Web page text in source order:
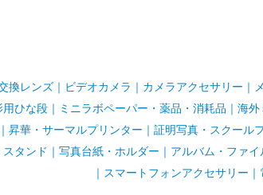
換レンズ ビデオカメラ カメラアクセサリー
用ひな段 ミニラボペーパー・薬品・消耗品 海外
昇華・サーマルプリンター 証明写真・スクール
タンド 写真台紙・ホルダー アルバム・ファイ
スマートフォンアクセサリー